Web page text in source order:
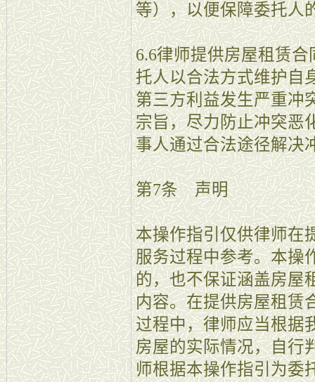
等），以便保障委托人
6.6律师提供房屋租赁
托人以合法方式维护自
第三方利益发生严重冲
宗旨，尽力防止冲突恶
事人通过合法途径解决
第7条 声明
本操作指引仅供律师在
服务过程中参考。本操
的，也不保证涵盖房屋
内容。在提供房屋租赁
过程中，律师应当根据
房屋的实际情况，自行
师根据本操作指引为委